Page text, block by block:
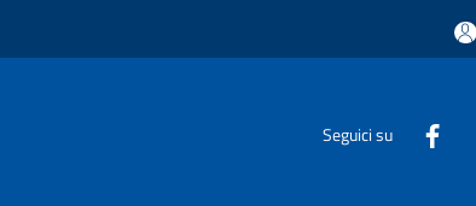
Seguici su